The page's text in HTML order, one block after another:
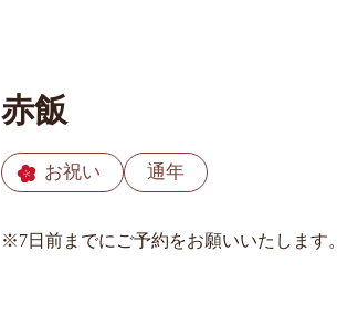
赤飯
お祝い 通年
※7日前までにご予約をお願いいたします